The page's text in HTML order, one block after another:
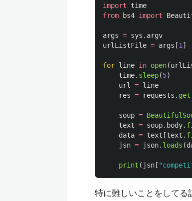
import
time
from
bs4 import
args = sys . argv
urlListFile = args [1 ]
for line in open(
time. sleep(5)
url
= line
res = requests . get
soup =
text = soup. body.
data = text [text .
jsn = json. loads (
print ( jsn [ "
特に難しいことをしてる